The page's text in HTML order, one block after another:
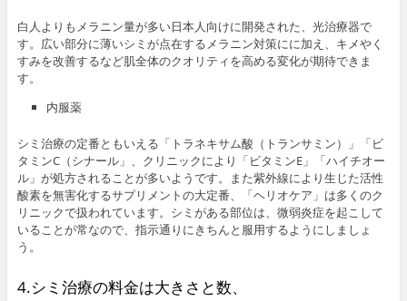
白人よりもメラニン量が多い日本人向けに開発された、光治療器で
す。広い部分に薄いシミが点在するメラニン対策にに加え、キメやく
すみを改善するなど肌全体のクオリティを高める変化が期待できま
す。
内服薬
シミ治療の定番ともいえる「トラネキサム酸（トランサミン）」「ビ
タミンC（シナール」、クリニックにより「ビタミンE」「ハイチオー
ル」が処方されることが多いようです。また紫外線により生じた活性
酸素を無害化するサプリメントの大定番、「ヘリオケア」は多くのク
リニックで扱われています。シミがある部位は、微弱炎症を起こして
いることが常なので、指示通りにきちんと服用するようにしましょ
う。
4.シミ治療の料金は大きさと数、